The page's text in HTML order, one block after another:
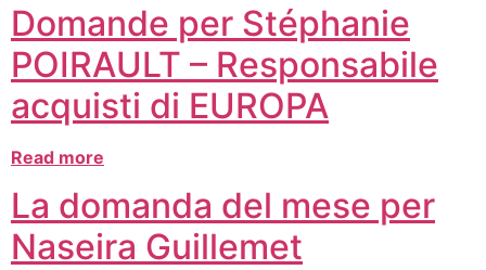
Domande per Stéphanie
POIRAULT – Responsabile
acquisti di EUROPA
Read more
La domanda del mese per
Naseira Guillemet